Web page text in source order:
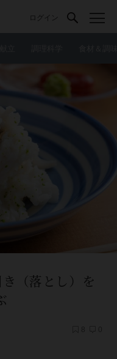
ログイン
き（落とし）を